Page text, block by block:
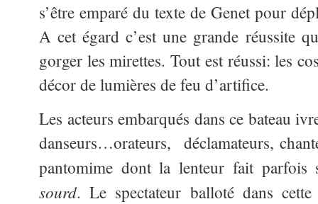
s’être emparé du texte de Genet pour
A cet égard c’est une grande réussite
gorger les mirettes. Tout est réussi: les
décor de lumières de feu d’artifice.
Les acteurs embarqués dans ce bateau
danseurs…orateurs, déclamateurs,
pantomime dont la lenteur fait
sourd. Le spectateur balloté dans